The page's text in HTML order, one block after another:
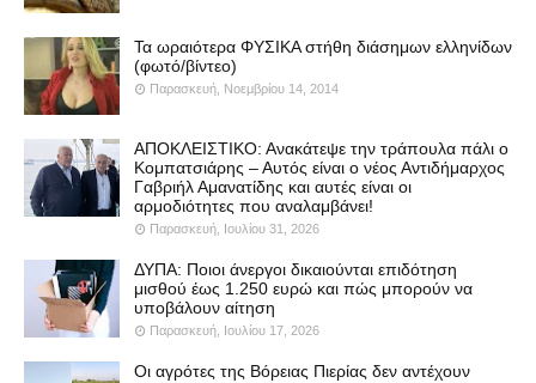
Τα ωραιότερα ΦΥΣΙΚΑ στήθη διάσημων ελληνίδων
(φωτό/βίντεο)
Παρασκευή, Νοεμβρίου 14, 2014
ΑΠΟΚΛΕΙΣΤΙΚΟ: Ανακάτεψε την τράπουλα πάλι ο
Κομπατσιάρης – Αυτός είναι ο νέος Αντιδήμαρχος
Γαβριήλ Αμανατίδης και αυτές είναι οι
αρμοδιότητες που αναλαμβάνει!
Παρασκευή, Ιουλίου 31, 2026
ΔΥΠΑ: Ποιοι άνεργοι δικαιούνται επιδότηση
μισθού έως 1.250 ευρώ και πώς μπορούν να
υποβάλουν αίτηση
Παρασκευή, Ιουλίου 17, 2026
Οι αγρότες της Βόρειας Πιερίας δεν αντέχουν